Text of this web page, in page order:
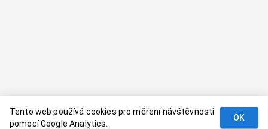
Tento web používá cookies pro měření návštěvnosti
pomocí Google Analytics.
OK